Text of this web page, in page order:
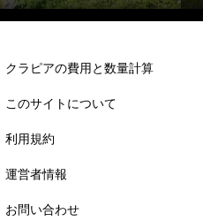
クラピアの費用と数量計算
このサイトについて
利用規約
運営者情報
お問い合わせ